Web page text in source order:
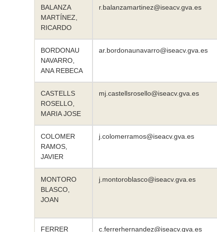
BALANZA
MARTÍNEZ,
RICARDO
r.balanzamartinez@iseacv.gva.es
BORDONAU
NAVARRO,
ANA REBECA
ar.bordonaunavarro@iseacv.gva.es
CASTELLS
ROSELLO,
MARIA JOSE
mj.castellsrosello@iseacv.gva.es
COLOMER
RAMOS,
JAVIER
j.colomerramos@iseacv.gva.es
MONTORO
BLASCO,
JOAN
j.montoroblasco@iseacv.gva.es
FERRER
c.ferrerhernandez@iseacv.gva.es